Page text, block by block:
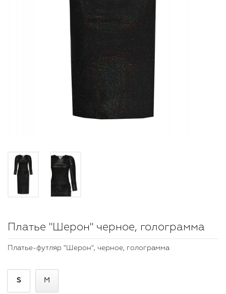
Платье "Шерон" черное, голограмма
Платье-футляр "Шерон", черное, голограмма
S M